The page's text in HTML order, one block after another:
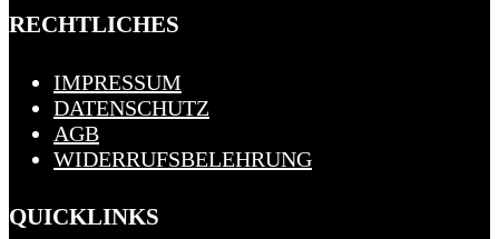
RECHTLICHES
IMPRESSUM
DATENSCHUTZ
AGB
WIDERRUFSBELEHRUNG
QUICKLINKS